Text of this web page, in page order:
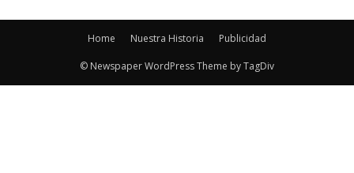
Home Nuestra Historia Publicidad
© Newspaper WordPress Theme by TagDiv